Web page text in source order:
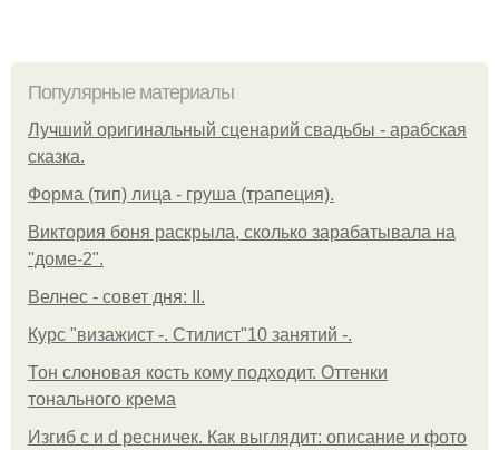
Популярные материалы
Лучший оригинальный сценарий свадьбы - арабская
сказка.
Форма (тип) лица - груша (трапеция).
Виктория боня раскрыла, сколько зарабатывала на
"доме-2".
Велнес - совет дня: II.
Курс "визажист -. Стилист"10 занятий -.
Тон слоновая кость кому подходит. Оттенки
тонального крема
Изгиб c и d ресничек. Как выглядит: описание и фото